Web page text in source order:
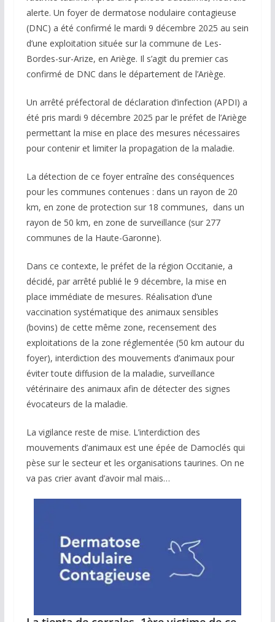
alerte. Un foyer de dermatose nodulaire contagieuse
(DNC) a été confirmé le mardi 9 décembre 2025 au sein
d’une exploitation située sur la commune de Les-
Bordes-sur-Arize, en Ariège. Il s’agit du premier cas
confirmé de DNC dans le département de l’Ariège.
Un arrêté préfectoral de déclaration d’infection (APDI) a
été pris mardi 9 décembre 2025 par le préfet de l’Ariège
permettant la mise en place des mesures nécessaires
pour contenir et limiter la propagation de la maladie.
La détection de ce foyer entraîne des conséquences
pour les communes contenues : dans un rayon de 20
km, en zone de protection sur 18 communes, dans un
rayon de 50 km, en zone de surveillance (sur 277
communes de la Haute-Garonne).
Dans ce contexte, le préfet de la région Occitanie, a
décidé, par arrêté publié le 9 décembre, la mise en
place immédiate de mesures. Réalisation d’une
vaccination systématique des animaux sensibles
(bovins) de cette même zone, recensement des
exploitations de la zone réglementée (50 km autour du
foyer), interdiction des mouvements d’animaux pour
éviter toute diffusion de la maladie, surveillance
vétérinaire des animaux afin de détecter des signes
évocateurs de la maladie.
La vigilance reste de mise. L’interdiction des
mouvements d’animaux est une épée de Damoclés qui
pèse sur le secteur et les organisations taurines. On ne
va pas crier avant d’avoir mal mais…